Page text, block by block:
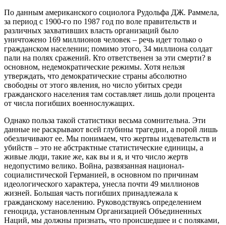
По данным американского социолога Рудольфа ДЖ. Раммела,
за период с 1900-го по 1987 год по воле правительств и
различных захвативших власть организаций было
уничтожено 169 миллионов человек – речь идет только о
гражданском населении; помимо этого, 34 миллиона солдат
пали на полях сражений. Кто ответственен за эти смерти? в
основном, недемократические режимы. Хотя нельзя
утверждать, что демократические страны абсолютно
свободны от этого явления, но число убитых среди
гражданского населения там составляет лишь доли процента
от числа погибших военнослужащих.
Однако польза такой статистики весьма сомнительна. Эти
данные не раскрывают всей глубины трагедии, а порой лишь
обезличивают ее. Мы понимаем, что жертвы издевательств и
убийств – это не абстрактные статистические единицы, а
живые люди, такие же, как вы и я, и что число жертв
недопустимо велико. Война, развязанная национал-
социалистической Германией, в основном по причинам
идеологического характера, унесла почти 49 миллионов
жизней. Большая часть погибших принадлежала к
гражданскому населению. Руководствуясь определением
геноцида, установленным Организацией Объединенных
Наций, мы должны признать, что происшедшее и с поляками,